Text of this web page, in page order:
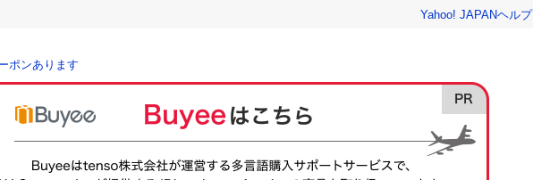
Yahoo! JAPANヘルプ
ポンあります